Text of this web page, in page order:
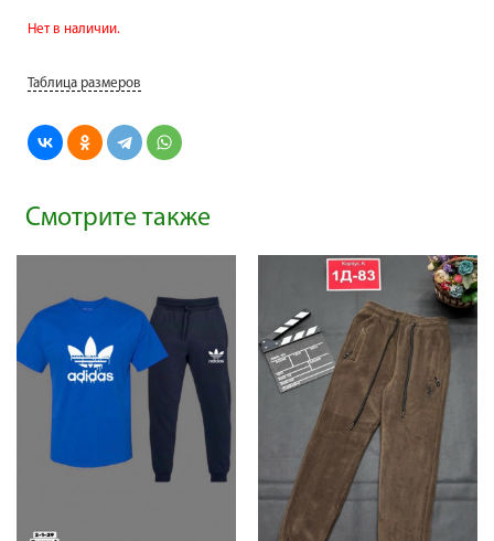
Нет в наличии.
Таблица размеров
Смотрите также